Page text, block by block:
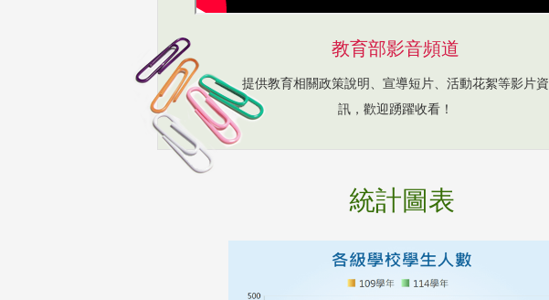
教育部影音頻道
提供教育相關政策說明、宣導短片、活動花絮等影片資
訊，歡迎踴躍收看！
統計圖表